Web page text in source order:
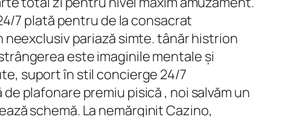
7 plată pentru de la consacrat
pariază simte. tânăr histrion
este imaginile mentale și
suport în stil concierge 24/7
plafonare premiu pisică , noi salvăm un
schemă. La nemărginit Cazino,